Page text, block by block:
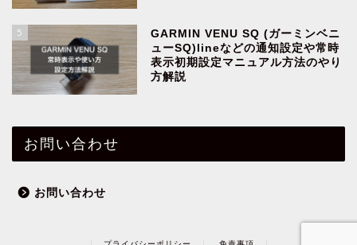
5
GARMIN VENU SQ (ガーミンベニ
ューSQ)lineなどの通知設定や常時
表示初期設定マニュアル方法のやり
方解説
お問い合わせ
お問い合わせ